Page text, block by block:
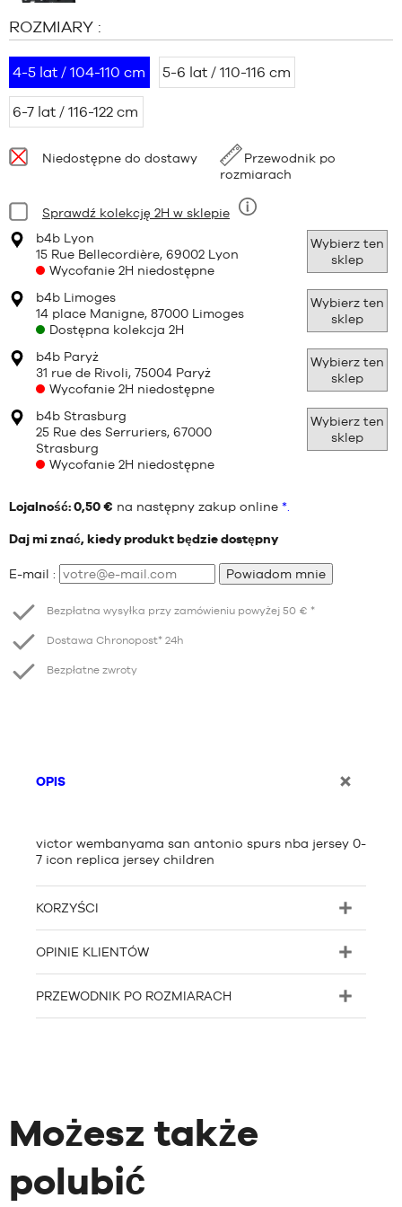
ROZMIARY :
4-5 lat / 104-110 cm 5-6 lat / 110-116 cm
6-7 lat / 116-122 cm
Dostępność:Niedostępne do dostawy
Przewodnik po
rozmiarach
Stan:
Dziewięć
Sprawdź kolekcję 2H w sklepie
b4b Lyon
15 Rue Bellecordière, 69002 Lyon
Wycofanie 2H niedostępne
Wybierz ten
sklep
b4b Limoges
14 place Manigne, 87000 Limoges
Dostępna kolekcja 2H
Wybierz ten
sklep
b4b Paryż
31 rue de Rivoli, 75004 Paryż
Wycofanie 2H niedostępne
Wybierz ten
sklep
b4b Strasburg
25 Rue des Serruriers, 67000
Strasburg
Wycofanie 2H niedostępne
Wybierz ten
sklep
Lojalność: 0,50 € na następny zakup online *.
Daj mi znać, kiedy produkt będzie dostępny
E-mail : Powiadom mnie
Bezpłatna wysyłka przy zamówieniu powyżej 50 € *
Dostawa Chronopost* 24h
Bezpłatne zwroty
OPIS
victor wembanyama san antonio spurs nba jersey 0-
7 icon replica jersey children
KORZYŚCI
OPINIE KLIENTÓW
PRZEWODNIK PO ROZMIARACH
Możesz także
polubić